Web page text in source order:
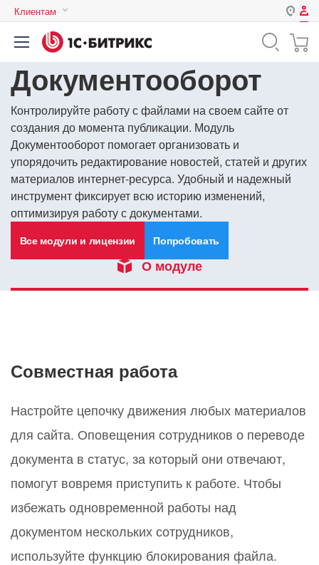
Клиентам
Казахстан
Авторизация
Зарегистрироваться
Логин
Пароль
Запомнить меня на этом
компьютере
Забыли свой пароль?
Документооборот
Контролируйте работу с файлами на своем сайте от
создания до момента публикации. Модуль
Документооборот помогает организовать и
упорядочить редактирование новостей, статей и других
материалов интернет-ресурса. Удобный и надежный
инструмент фиксирует всю историю изменений,
оптимизируя работу с документами.
Все модули и лицензии Попробовать
О модуле
Совместная работа
Настройте цепочку движения любых материалов
для сайта. Оповещения сотрудников о переводе
документа в статус, за который они отвечают,
помогут вовремя приступить к работе. Чтобы
избежать одновременной работы над
документом нескольких сотрудников,
используйте функцию блокирования файла.